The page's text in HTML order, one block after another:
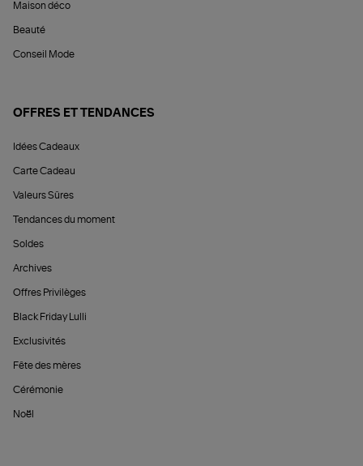
Maison déco
Beauté
Conseil Mode
OFFRES ET TENDANCES
Idées Cadeaux
Carte Cadeau
Valeurs Sûres
Tendances du moment
Soldes
Archives
Offres Privilèges
Black Friday Lulli
Exclusivités
Fête des mères
Cérémonie
Noël